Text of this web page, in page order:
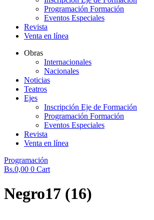
Programación Formación
Eventos Especiales
Revista
Venta en línea
Obras
Internacionales
Nacionales
Noticias
Teatros
Ejes
Inscripción Eje de Formación
Programación Formación
Eventos Especiales
Revista
Venta en línea
Programación
Bs.0,00 0 Cart
Negro17 (16)